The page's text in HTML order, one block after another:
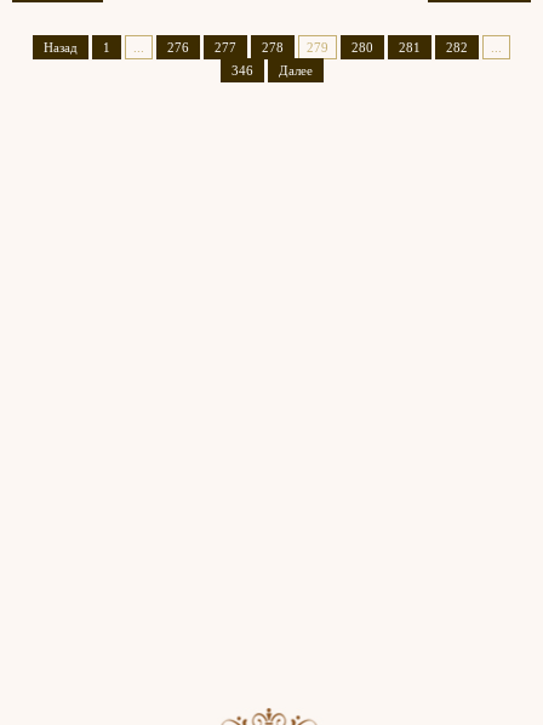
Назад 1 276 277 278 279 280 281 282
346
Далее